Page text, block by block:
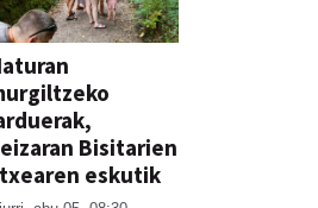
Bisitarien
eskutik